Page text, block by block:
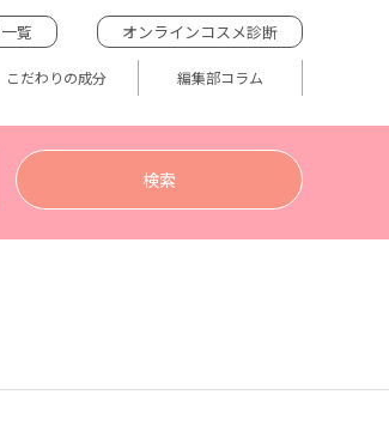
覧 オンラインコスメ診断
こだわりの成分 編集部コラム